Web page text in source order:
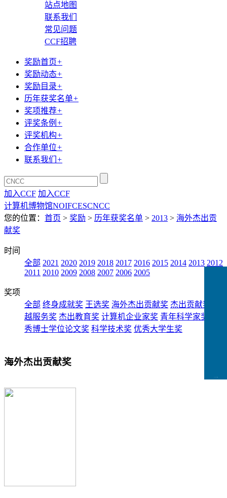
站点地图
联系我们
常见问题
CCF招聘
奖励首页+
奖励动态+
奖励目录+
历年获奖名单+
奖项推荐+
评奖条例 +
评奖机构+
合作单位+
联系我们 +
加入CCF 加入CCF
计算机博物馆NOIFCESCNCC
您的位置： 首页 > 奖励 > 历年获奖名单 > 2013 > 海外杰出贡
献奖
时间
全部 2021 2020 2019 2018 2017 2016 2015 2014 2013 2012
2011 2010 2009 2008 2007 2006 2005
奖项
全部 终身成就奖 王选奖 海外杰出贡献奖 杰出贡献奖
越服务奖 杰出教育奖 计算机企业家奖 青年科学家奖
秀博士学位论文奖 科学技术奖 优秀大学生奖
海外杰出贡献奖